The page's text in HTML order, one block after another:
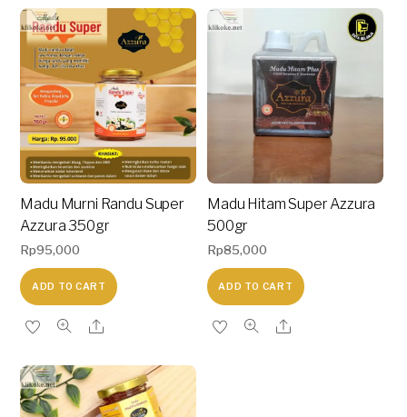
Madu Murni Randu Super
Azzura 350gr
Rp95,000
ADD TO CART
Madu Hitam Super Azzura
500gr
Rp85,000
ADD TO CART